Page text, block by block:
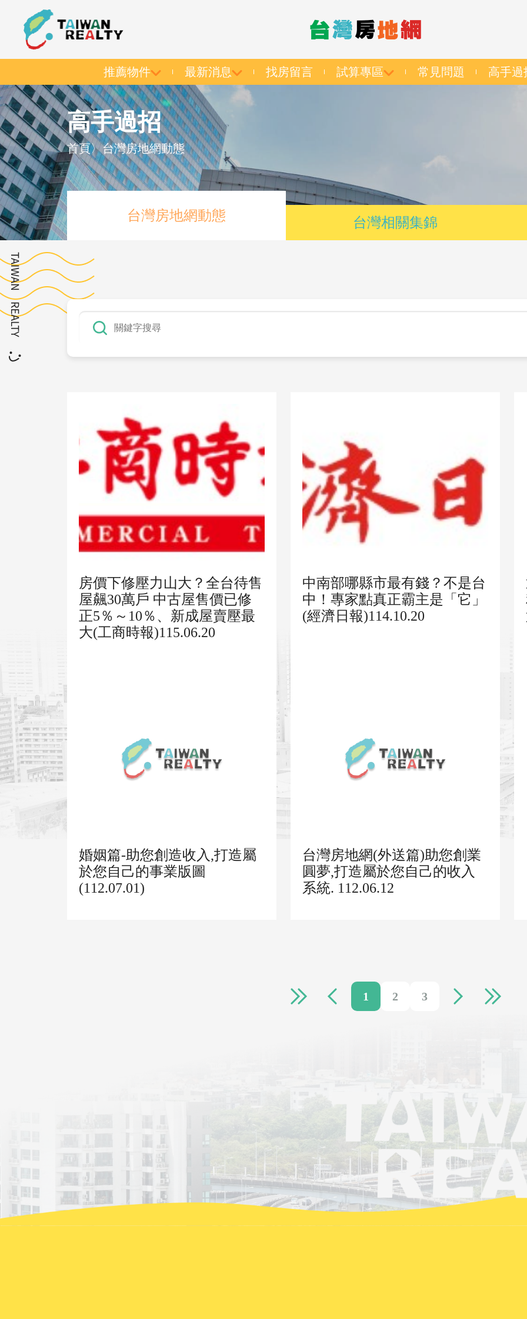
推薦物件 最新消息 找房留言 試算專區 常見問題 高手過
高手過招
首頁〉台灣房地網動態
台灣房地網動態 台灣相關集錦
房價下修壓力山大？全台待售
屋飆30萬戶 中古屋售價已修
正5％～10％、新成屋賣壓最
大(工商時報)115.06.20
中南部哪縣市最有錢？不是台
中！專家點真正霸主是「它」
(經濟日報)114.10.20
婚姻篇-助您創造收入,打造屬
於您自己的事業版圖
(112.07.01)
台灣房地網(外送篇)助您創業
圓夢,打造屬於您自己的收入
系統. 112.06.12
1 2 3